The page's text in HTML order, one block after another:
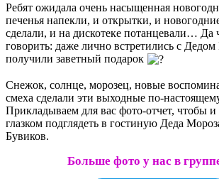
Ребят ожидала очень насыщенная
печенья напекли, и открытки, и
сделали, и на дискотеке потанцевали… Да
говорить: даже лично встретились с
получили заветный подарок
Снежок, солнце, морозец, новые
смеха сделали эти выходные по-
Прикладываем для вас фото-отчет, чтобы
глазком подглядеть в гостиную Деда
Бувиков.
Больше фото у нас в